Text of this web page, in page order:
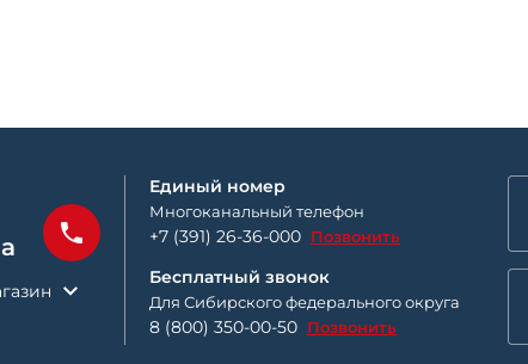
Единый номер
Многоканальный телефон
+7 (391) 26-36-000 Позвонить
Бесплатный звонок
Для Сибирского федерального округа
8 (800) 350-00-50 Позвонить